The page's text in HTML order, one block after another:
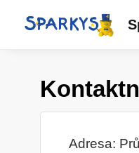
Adresa: